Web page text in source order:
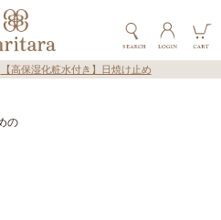
【高保湿化粧水付き】日焼け止め
の